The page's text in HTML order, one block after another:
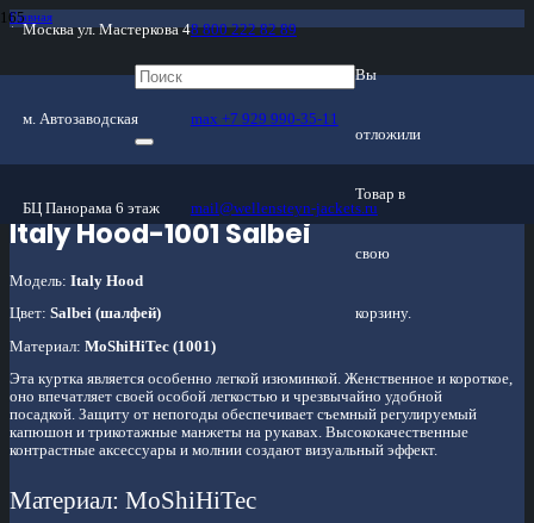
Москва ул. Мастеркова 4
м. Автозаводская
БЦ Панорама 6 этаж
8 800 222 82 89
max +7 929 990-35-11
mail@wellensteyn-jackets.ru
Вы
отложили
Товар в
свою
корзину.
Главная
/
Женские куртки
Italy Hood-1001 Salbei
Italy Hood-1001 Salbei
Модель: Italy Hood
Цвет: Salbei (шалфей)
Материал: MoShiHiTec (1001)
Эта куртка является особенно легкой изюминкой. Женственное и короткое,
оно впечатляет своей особой легкостью и чрезвычайно удобной
посадкой. Защиту от непогоды обеспечивает съемный регулируемый
капюшон и трикотажные манжеты на рукавах. Высококачественные
контрастные аксессуары и молнии создают визуальный эффект.
Материал: MoShiHiTec